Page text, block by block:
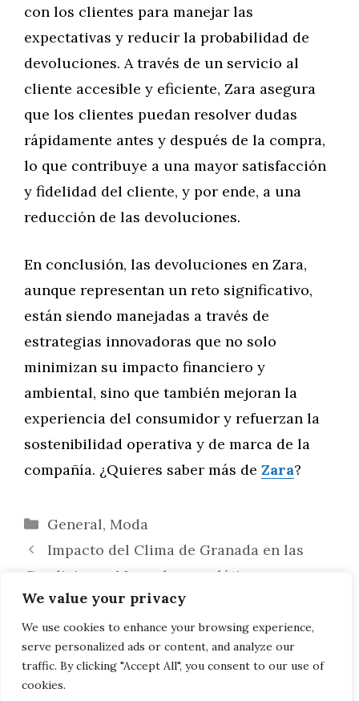
We value your privacy
We use cookies to enhance your browsing experience,
serve personalized ads or content, and analyze our
traffic. By clicking "Accept All", you consent to our use of
cookies.
con los clientes para manejar las
expectativas y reducir la probabilidad de
devoluciones. A través de un servicio al
cliente accesible y eficiente, Zara asegura
que los clientes puedan resolver dudas
rápidamente antes y después de la compra,
lo que contribuye a una mayor satisfacción
y fidelidad del cliente, y por ende, a una
reducción de las devoluciones.
En conclusión, las devoluciones en Zara,
aunque representan un reto significativo,
están siendo manejadas a través de
estrategias innovadoras que no solo
minimizan su impacto financiero y
ambiental, sino que también mejoran la
experiencia del consumidor y refuerzan la
sostenibilidad operativa y de marca de la
compañía. ¿Quieres saber más de Zara?
Categorías
General, Moda
Impacto del Clima de Granada en las
Condiciones Musculoesqueléticas
Águilas en Novelas Gráficas y Cómics:
Visualización Poderosa en Narrativas
Gráficas